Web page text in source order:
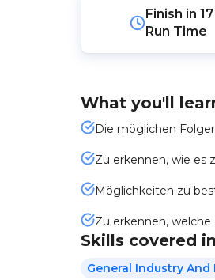
Finish in
Run Time
What you'll
Die möglichen
Zu erkennen, wie es
Möglichkeiten zu
Zu erkennen,
Skills covered
General Industry